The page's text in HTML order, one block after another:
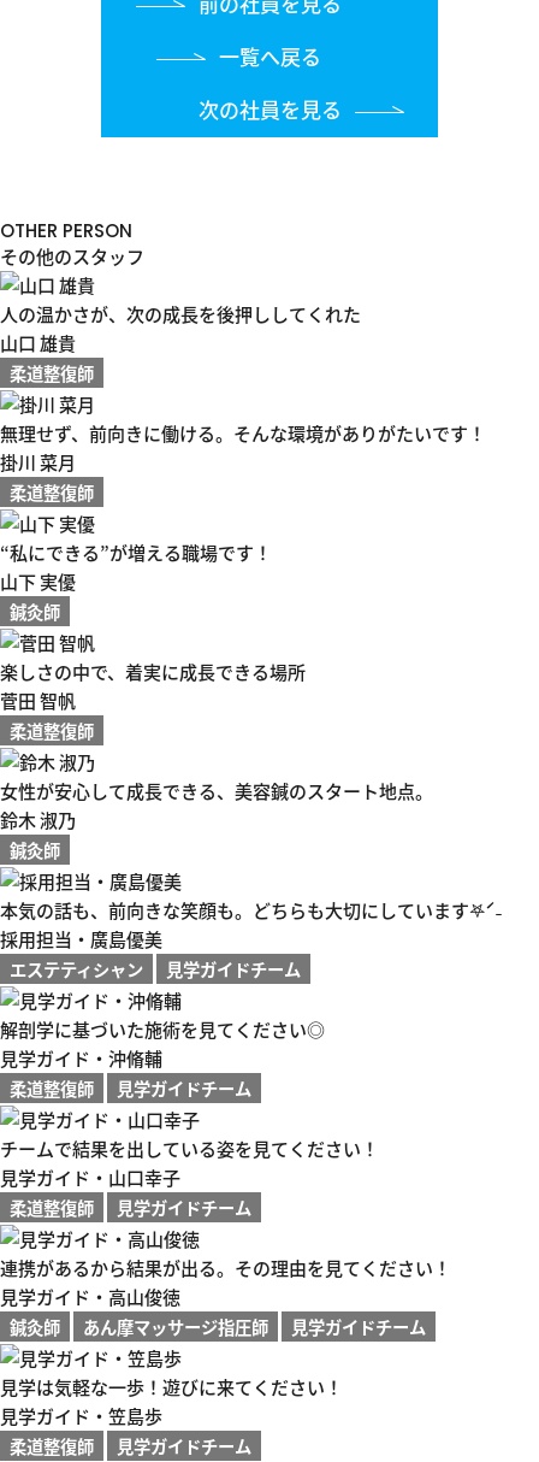
一覧へ戻る
次の社員を見る
OTHER PERSON
その他のスタッフ
人の温かさが、次の成長を後押ししてくれた
山口 雄貴
柔道整復師
無理せず、前向きに働ける。そんな環境がありがたいです！
掛川 菜月
柔道整復師
“私にできる”が増える職場です！
山下 実優
鍼灸師
楽しさの中で、着実に成長できる場所
菅田 智帆
柔道整復師
女性が安心して成長できる、美容鍼のスタート地点。
鈴木 淑乃
鍼灸師
本気の話も、前向きな笑顔も。どちらも大切にしています𖤐ˊ˗
採用担当・廣島優美
エステティシャン
見学ガイドチーム
解剖学に基づいた施術を見てください◎
見学ガイド・沖脩輔
柔道整復師
見学ガイドチーム
チームで結果を出している姿を見てください！
見学ガイド・山口幸子
柔道整復師
見学ガイドチーム
連携があるから結果が出る。その理由を見てください！
見学ガイド・高山俊徳
鍼灸師
あん摩マッサージ指圧師 見学ガイドチーム
見学は気軽な一歩！遊びに来てください！
見学ガイド・笠島歩
柔道整復師
見学ガイドチーム